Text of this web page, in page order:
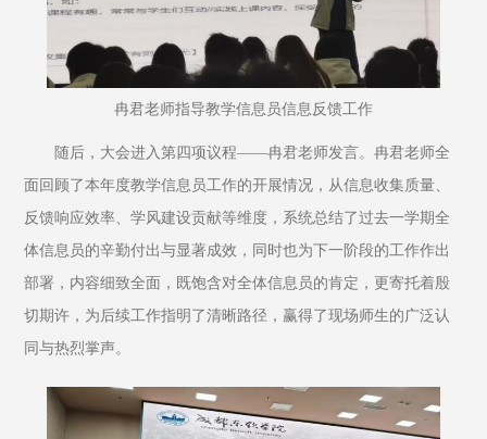
冉君老师指导教学信息员信息反馈工作
随后，大会进入第四项议程——冉君老师发言。冉君老师全
面回顾了本年度教学信息员工作的开展情况，从信息收集质量、
反馈响应效率、学风建设贡献等维度，系统总结了过去一学期全
体信息员的辛勤付出与显著成效，同时也为下一阶段的工作作出
部署，内容细致全面，既饱含对全体信息员的肯定，更寄托着殷
切期许，为后续工作指明了清晰路径，赢得了现场师生的广泛认
同与热烈掌声。